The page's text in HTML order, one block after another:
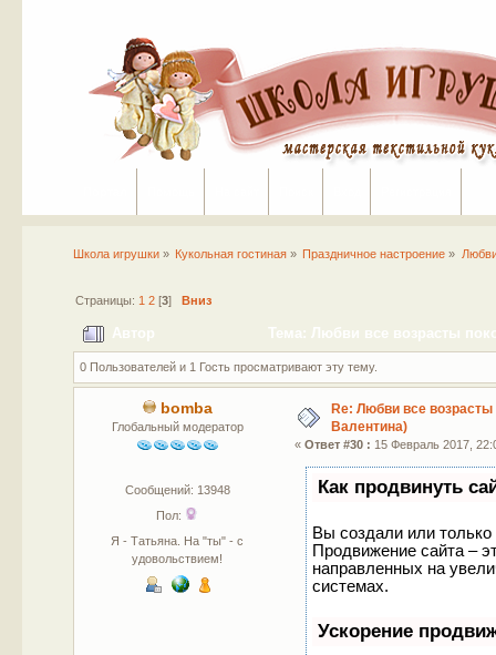
Школа игрушки» Кукольная гостиная » Праздничное настроение »
Страницы: 1 2[3] Вниз
Автор Тема: Любви все возрасты
0 Пользователей и 1 Гость просматривают эту тему.
bomba
Глобальный модератор
Сообщений: 13948
Пол:
Я - Татьяна. На "ты" - с
удовольствием!
Re: Любви все
Валентина)
«Ответ #30 : 15 Февраль 2017,
Как продвинуть
Вы создали или только
Продвижение сайта –
направленных на
системах.
Ускорение